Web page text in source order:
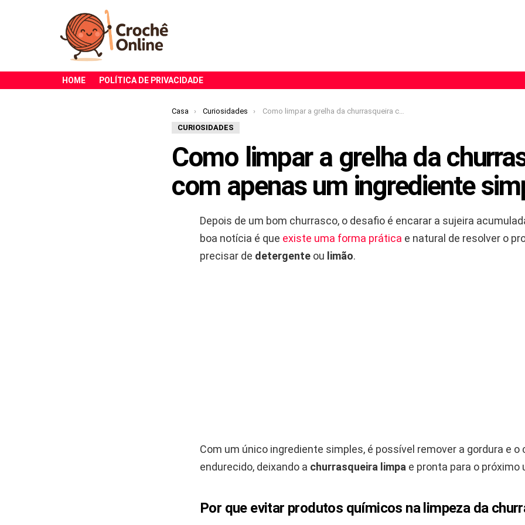
HOME POLÍTICA DE PRIVACIDADE
Você está aqui:
Casa Curiosidades
Como limpar a grelha da churrasqueira com apenas um ingrediente simples
CURIOSIDADES
Como limpar a grelha da
com apenas um ingrediente
Depois de um bom churrasco, o desafio é encarar a sujeira
boa notícia é que existe uma forma prática e natural de resolver o
precisar de detergente ou limão.
Com um único ingrediente simples, é possível remover a gordura e o
endurecido, deixando a churrasqueira limpa e pronta para o próximo
Por que evitar produtos químicos na limpeza da